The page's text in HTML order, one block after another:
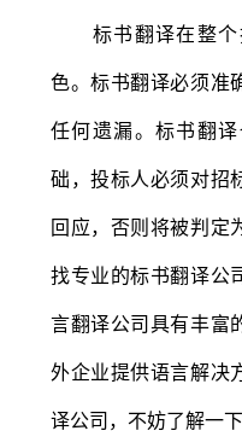
标书翻译在整个
色。标书翻译必须准
任何遗漏。标书翻
础，投标人必须对招
回应，否则将被判定
找专业的标书翻译公
言翻译公司具有丰富
外企业提供语言解决
译公司，不妨了解一